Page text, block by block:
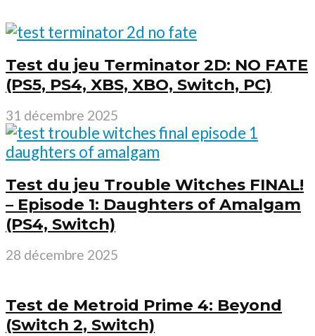
Test du jeu Terminator 2D: NO FATE
(PS5, PS4, XBS, XBO, Switch, PC)
31 décembre 2025
Test du jeu Trouble Witches FINAL!
– Episode 1: Daughters of Amalgam
(PS4, Switch)
28 décembre 2025
Test de Metroid Prime 4: Beyond
(Switch 2, Switch)